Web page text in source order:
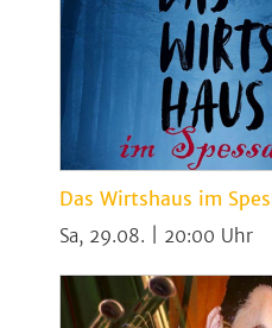
Das Wirtshaus im
Sa, 29.08. | 20:00